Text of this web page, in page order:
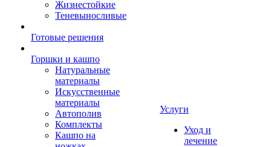
Жизнестойкие
Теневыносливые
Готовые решения
Горшки и кашпо
Натуральные
материалы
Искусственные
материалы
Автополив
Комплекты
Кашпо на
Услуги
Уход и
лечение